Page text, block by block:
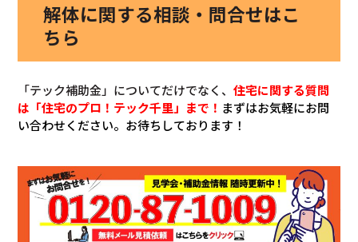
解体に関する相談・問合せはこ
ちら
「テック補助金」についてだけでなく、住宅に関する質問
は「住宅のプロ！テック千里」まで！ まずはお気軽にお問
い合わせください。お待ちしております！